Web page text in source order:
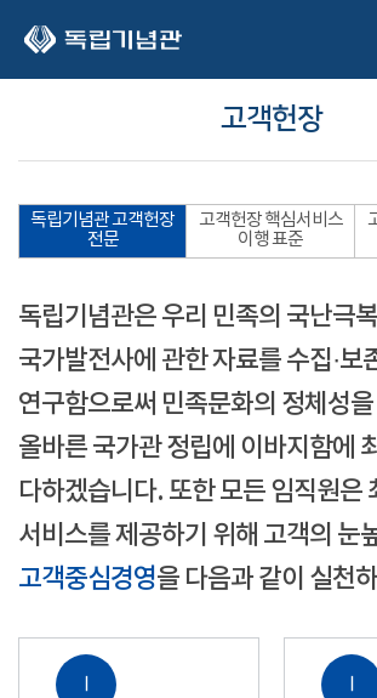
고객헌장
독립기념관 고객헌장
전문
고객헌장 핵심서비스
이행 표준
독립기념관은 우리 민족의 국난극
국가발전사에 관한 자료를 수집·보
연구함으로써 민족문화의 정체성
올바른 국가관 정립에 이바지함에
다하겠습니다. 또한 모든 임직원은
서비스를 제공하기 위해 고객의 눈
고객중심경영을 다음과 같이 실천
Ⅰ Ⅰ